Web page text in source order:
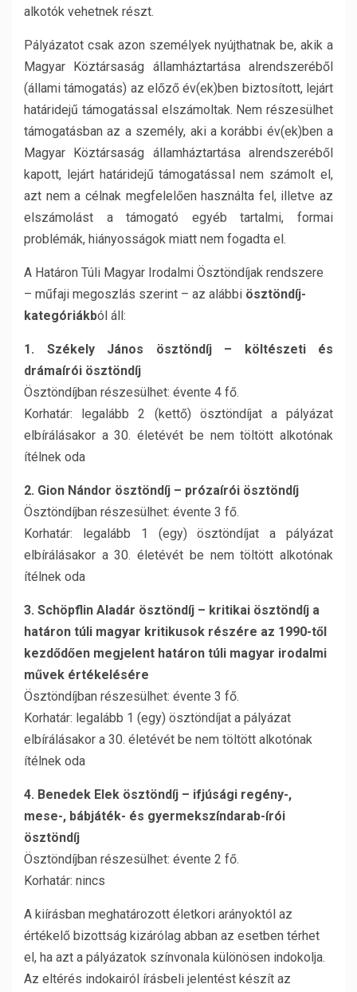
alkotók vehetnek részt.
Pályázatot csak azon személyek nyújthatnak be, akik a
Magyar Köztársaság államháztartása alrendszeréből
(állami támogatás) az előző év(ek)ben biztosított, lejárt
határidejű támogatással elszámoltak. Nem részesülhet
támogatásban az a személy, aki a korábbi év(ek)ben a
Magyar Köztársaság államháztartása alrendszeréből
kapott, lejárt határidejű támogatással nem számolt el,
azt nem a célnak megfelelően használta fel, illetve az
elszámolást a támogató egyéb tartalmi, formai
problémák, hiányosságok miatt nem fogadta el.
A Határon Túli Magyar Irodalmi Ösztöndíjak rendszere
– műfaji megoszlás szerint – az alábbi ösztöndíj-
kategóriákból áll:
1. Székely János ösztöndíj – költészeti és
drámaírói ösztöndíj
Ösztöndíjban részesülhet: évente 4 fő.
Korhatár: legalább 2 (kettő) ösztöndíjat a pályázat
elbírálásakor a 30. életévét be nem töltött alkotónak
ítélnek oda
2. Gion Nándor ösztöndíj – prózaírói ösztöndíj
Ösztöndíjban részesülhet: évente 3 fő.
Korhatár: legalább 1 (egy) ösztöndíjat a pályázat
elbírálásakor a 30. életévét be nem töltött alkotónak
ítélnek oda
3. Schöpflin Aladár ösztöndíj – kritikai ösztöndíj a
határon túli magyar kritikusok részére az 1990-től
kezdődően megjelent határon túli magyar irodalmi
művek értékelésére
Ösztöndíjban részesülhet: évente 3 fő.
Korhatár: legalább 1 (egy) ösztöndíjat a pályázat
elbírálásakor a 30. életévét be nem töltött alkotónak
ítélnek oda
4. Benedek Elek ösztöndíj – ifjúsági regény-,
mese-, bábjáték- és gyermekszíndarab-írói
ösztöndíj
Ösztöndíjban részesülhet: évente 2 fő.
Korhatár: nincs
A kiírásban meghatározott életkori arányoktól az
értékelő bizottság kizárólag abban az esetben térhet
el, ha azt a pályázatok színvonala különösen indokolja.
Az eltérés indokairól írásbeli jelentést készít az